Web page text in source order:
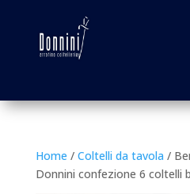
Home / Coltelli da tavola /
Donnini confezione 6 coltelli